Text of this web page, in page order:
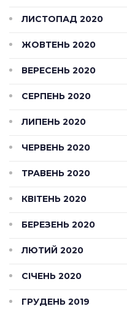
ЛИСТОПАД 2020
ЖОВТЕНЬ 2020
ВЕРЕСЕНЬ 2020
СЕРПЕНЬ 2020
ЛИПЕНЬ 2020
ЧЕРВЕНЬ 2020
ТРАВЕНЬ 2020
КВІТЕНЬ 2020
БЕРЕЗЕНЬ 2020
ЛЮТИЙ 2020
СІЧЕНЬ 2020
ГРУДЕНЬ 2019